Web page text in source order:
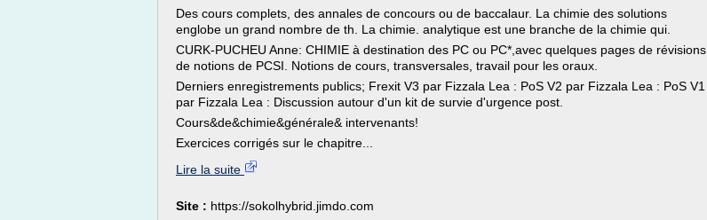
Des cours complets, des annales de concours ou de baccalaur. La chimie des solutions
englobe un grand nombre de th. La chimie. analytique est une branche de la chimie qui.
CURK-PUCHEU Anne: CHIMIE à destination des PC ou PC*,avec quelques pages de révisions
de notions de PCSI. Notions de cours, transversales, travail pour les oraux.
Derniers enregistrements publics; Frexit V3 par Fizzala Lea : PoS V2 par Fizzala Lea : PoS V1
par Fizzala Lea : Discussion autour d'un kit de survie d'urgence post.
Cours&de&chimie&générale& intervenants!
Exercices corrigés sur le chapitre...
Lire la suite
Site : https://sokolhybrid.jimdo.com